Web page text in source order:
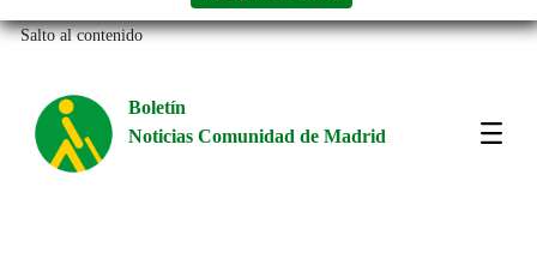
Salto al contenido
Boletín
Noticias Comunidad de Madrid